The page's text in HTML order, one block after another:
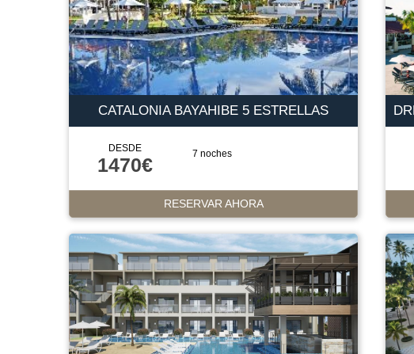
CATALONIA BAYAHIBE 5 ESTRELLAS
DESDE
1470€ 7 noches
RESERVAR AHORA